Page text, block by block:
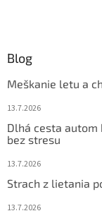
Blog
Meškanie letu a
13.7.2026
Dlhá cesta autom
bez stresu
13.7.2026
Strach z lietania
13.7.2026